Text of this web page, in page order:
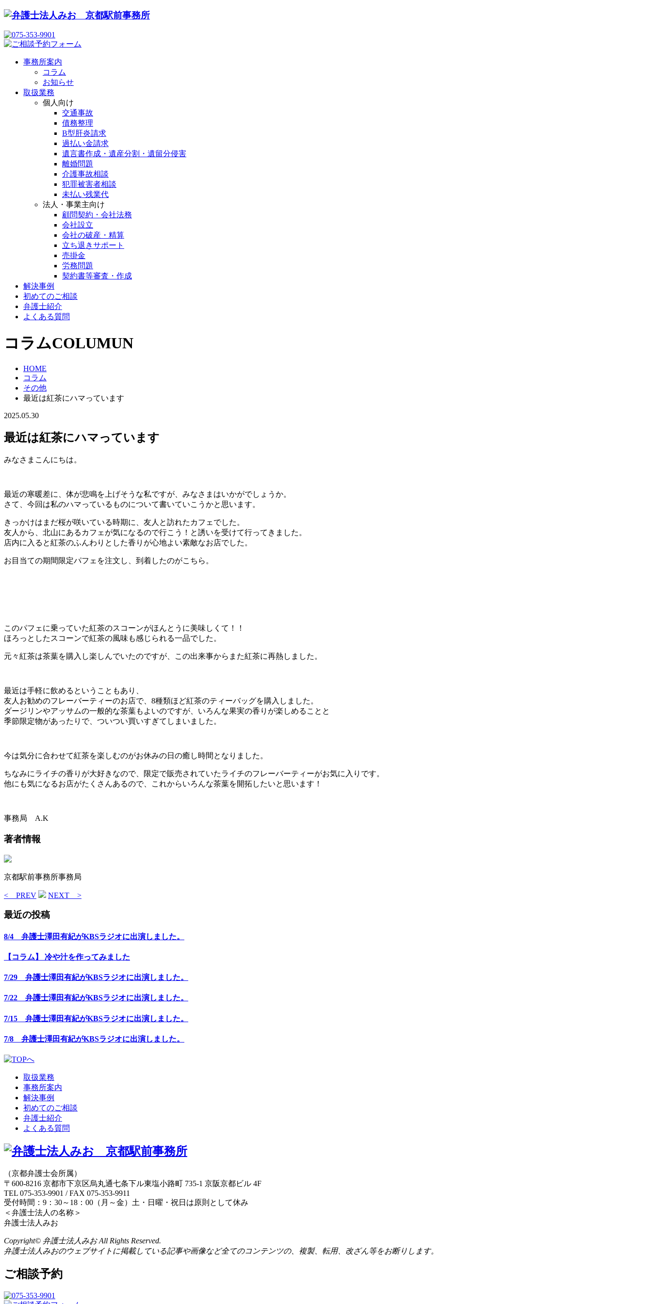
事務所案内
コラム
お知らせ
取扱業務
個人向け
交通事故
債務整理
B型肝炎請求
過払い金請求
遺言書作成・遺産分割・遺留分侵害
離婚問題
介護事故相談
犯罪被害者相談
未払い残業代
法人・事業主向け
顧問契約・会社法務
会社設立
会社の破産・精算
立ち退きサポート
売掛金
労務問題
契約書等審査・作成
解決事例
初めてのご相談
弁護士紹介
よくある質問
コラムCOLUMUN
HOME
コラム
その他
最近は紅茶にハマっています
2025.05.30
最近は紅茶にハマっています
みなさまこんにちは。
最近の寒暖差に、体が悲鳴を上げそうな私ですが、みなさまはいかがでしょうか。
さて、今回は私のハマっているものについて書いていこうかと思います。
きっかけはまだ桜が咲いている時期に、友人と訪れたカフェでした。
友人から、北山にあるカフェが気になるので行こう！と誘いを受けて行ってきました。
店内に入ると紅茶のふんわりとした香りが心地よい素敵なお店でした。
お目当ての期間限定パフェを注文し、到着したのがこちら。
このパフェに乗っていた紅茶のスコーンがほんとうに美味しくて！！
ほろっとしたスコーンで紅茶の風味も感じられる一品でした。
元々紅茶は茶葉を購入し楽しんでいたのですが、この出来事からまた紅茶に再熱しました。
最近は手軽に飲めるということもあり、
友人お勧めのフレーバーティーのお店で、8種類ほど紅茶のティーバッグを購入しました。
ダージリンやアッサムの一般的な茶葉もよいのですが、いろんな果実の香りが楽しめることと
季節限定物があったりで、ついつい買いすぎてしまいました。
今は気分に合わせて紅茶を楽しむのがお休みの日の癒し時間となりました。
ちなみにライチの香りが大好きなので、限定で販売されていたライチのフレーバーティーがお気に入りです。
他にも気になるお店がたくさんあるので、これからいろんな茶葉を開拓したいと思います！
事務局 A.K
著者情報
京都駅前事務所事務局
< PREV NEXT >
最近の投稿
8/4 弁護士澤田有紀がKBSラジオに出演しました。
【コラム】 冷や汁を作ってみました
7/29 弁護士澤田有紀がKBSラジオに出演しました。
7/22 弁護士澤田有紀がKBSラジオに出演しました。
7/15 弁護士澤田有紀がKBSラジオに出演しました。
7/8 弁護士澤田有紀がKBSラジオに出演しました。
取扱業務
事務所案内
解決事例
初めてのご相談
弁護士紹介
よくある質問
（京都弁護士会所属）
〒600-8216 京都市下京区烏丸通七条下ル東塩小路町 735-1 京阪京都ビル 4F
TEL 075-353-9901 / FAX 075-353-9911
受付時間：9：30～18：00（月～金）土・日曜・祝日は原則として休み
＜弁護士法人の名称＞
弁護士法人みお
Copyright© 弁護士法人みお All Rights Reserved.
弁護士法人みおのウェブサイトに掲載している記事や画像など全てのコンテンツの、複製、転用、改ざん等をお断りします。
ご相談予約